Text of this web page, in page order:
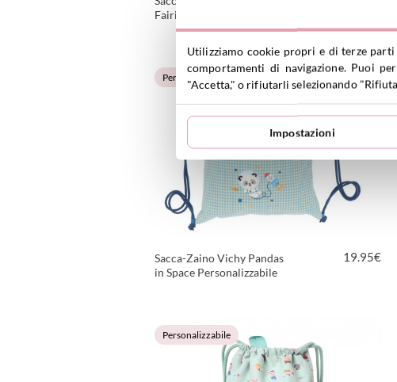
Fairies Personalizzabile
VEDI PRODOTTO
Personalizzabile
Sacca-Zaino Vichy Pandas
in Space Personalizzabile
19.95€
Personalizzabile
Utilizziamo cookie propri e di terze
comportamenti di navigazione. Puoi
"Accetta," o rifiutarli selezionando
Impostazioni